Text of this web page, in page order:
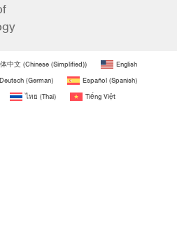
中文 (Chinese (Simplified))
English
Deutsch(German) Español(Spanish)
ไทย (Thai) Tiếng Việt